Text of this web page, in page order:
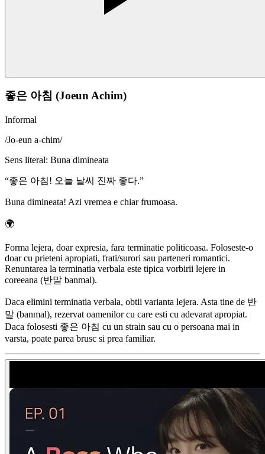
좋은 아침 (Joeun Achim)
Informal
/Jo-eun a-chim/
Sens literal: Buna dimineata
“좋은 아침! 오늘 날씨 진짜 좋다.”
Buna dimineata! Azi vremea e chiar frumoasa.
🌍
Forma lejera, doar expresia, fara terminatie politicoasa. Foloseste-o
doar cu prieteni apropiati, frati/surori sau parteneri romantici.
Renuntarea la terminatia verbala este tipica vorbirii lejere in
coreeana (반말 banmal).
Daca elimini terminatia verbala, obtii varianta lejera. Asta tine de 반
말 (banmal), rezervat oamenilor cu care esti cu adevarat apropiat.
Daca folosesti 좋은 아침 cu un strain sau cu o persoana mai in
varsta, poate parea brusc si prea familiar.